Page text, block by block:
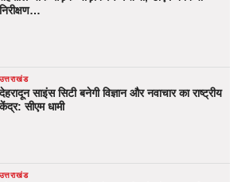
उत्तराखंड
साइंस सिटी बनेगी विज्ञान और नवाचार का राष्ट्रीय
सीएम धामी
उत्तराखंड